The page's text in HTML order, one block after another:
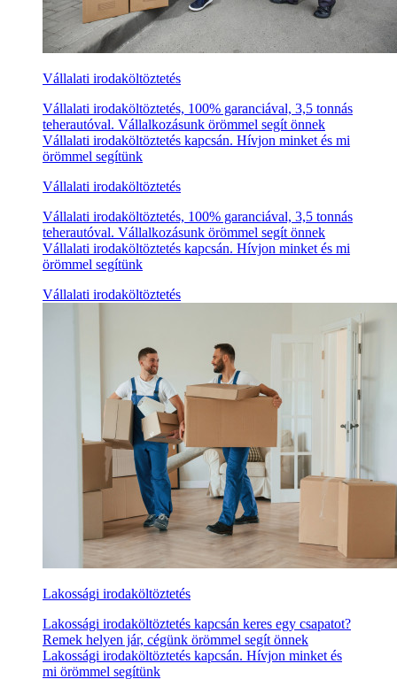
Vállalati irodaköltöztetés
Vállalati irodaköltöztetés, 100% garanciával, 3,5 tonnás
teherautóval. Vállalkozásunk örömmel segít önnek
Vállalati irodaköltöztetés kapcsán. Hívjon minket és mi
örömmel segítünk
Vállalati irodaköltöztetés
Vállalati irodaköltöztetés, 100% garanciával, 3,5 tonnás
teherautóval. Vállalkozásunk örömmel segít önnek
Vállalati irodaköltöztetés kapcsán. Hívjon minket és mi
örömmel segítünk
Vállalati irodaköltöztetés
Lakossági irodaköltöztetés
Lakossági irodaköltöztetés kapcsán keres egy csapatot?
Remek helyen jár, cégünk örömmel segít önnek
Lakossági irodaköltöztetés kapcsán. Hívjon minket és
mi örömmel segítünk